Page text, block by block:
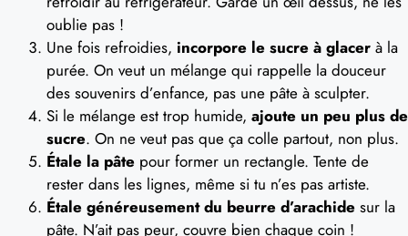
oublie pas !
Une fois refroidies, incorpore le sucre à glacer à la
purée. On veut un mélange qui rappelle la douceur
des souvenirs d’enfance, pas une pâte à sculpter.
Si le mélange est trop humide, ajoute un peu plus de
sucre. On ne veut pas que ça colle partout, non plus.
Étale la pâte pour former un rectangle. Tente de
rester dans les lignes, même si tu n’es pas artiste.
Étale généreusement du beurre d’arachide sur la
pâte. N’ait pas peur, couvre bien chaque coin !